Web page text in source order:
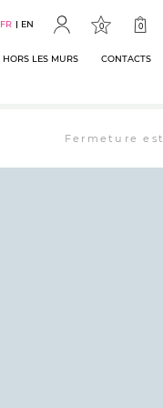
FR EN 0 0
HORS LES MURS CONTACTS
Fermeture estivale